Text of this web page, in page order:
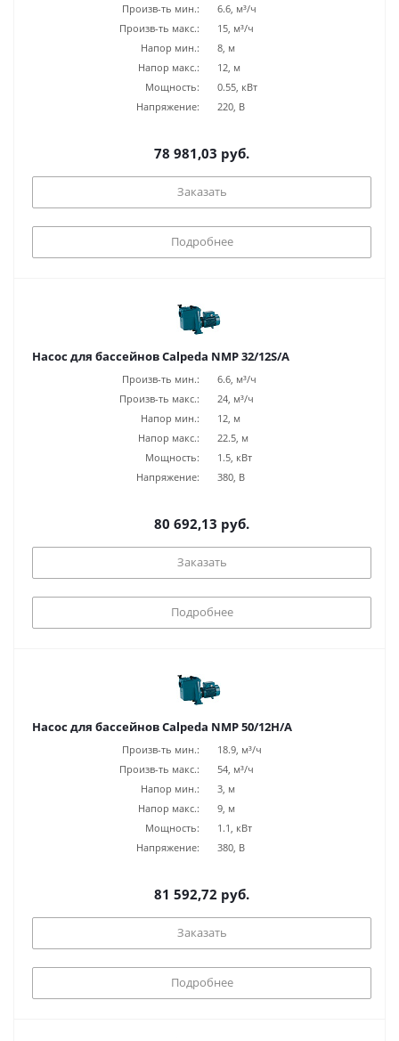
Произв-ть мин.:
6.6, м³/ч
Произв-ть макс.:
15, м³/ч
Напор мин.:
8, м
Напор макс.:
12, м
Мощность:
0.55, кВт
Напряжение:
220, В
78 981,03 руб.
Заказать
Подробнее
Насос для бассейнов Calpeda NMP 32/12S/A
Произв-ть мин.:
6.6, м³/ч
Произв-ть макс.:
24, м³/ч
Напор мин.:
12, м
Напор макс.:
22.5, м
Мощность:
1.5, кВт
Напряжение:
380, В
80 692,13 руб.
Заказать
Подробнее
Насос для бассейнов Calpeda NMP 50/12H/A
Произв-ть мин.:
18.9, м³/ч
Произв-ть макс.:
54, м³/ч
Напор мин.:
3, м
Напор макс.:
9, м
Мощность:
1.1, кВт
Напряжение:
380, В
81 592,72 руб.
Заказать
Подробнее